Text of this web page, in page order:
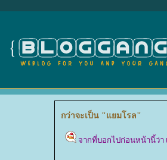
กว่าจะเป็น "แยมโรล"
จากที่บอกไปก่อนหน้านี้ว่า